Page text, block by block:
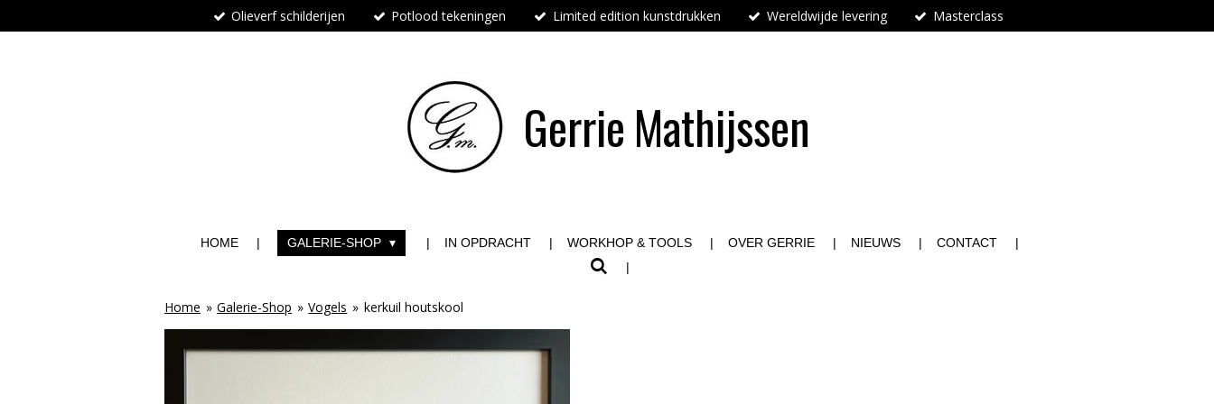
direct
Olieverf schilderijen Potlood tekeningen Limited edition kunstdrukken Wereldwijde levering Masterclass
Gerrie Mathijssen
HOME GALERIE-SHOP IN OPDRACHT WORKHOP & TOOLS OVER GERRIE NIEUWS CONTACT
Home » Galerie-Shop » Vogels » kerkuil houtskool